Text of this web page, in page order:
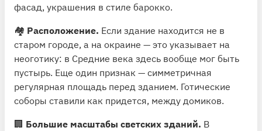
фасад, украшения в стиле барокко.
🏘 Расположение. Если здание находится не в
старом городе, а на окраине — это указывает на
неоготику: в Средние века здесь вообще мог быть
пустырь. Еще один признак — симметричная
регулярная площадь перед зданием. Готические
соборы ставили как придется, между домиков.
🏢 Большие масштабы светских зданий. В